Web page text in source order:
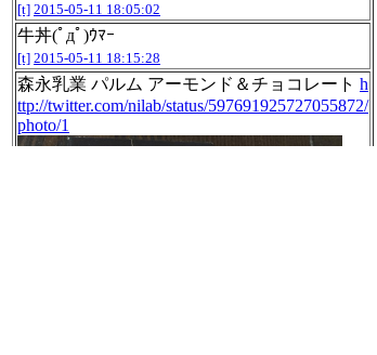
[t] 2015-05-11 18:05:02
牛丼(ﾟдﾟ)ｳﾏｰ
[t] 2015-05-11 18:15:28
森永乳業 パルム アーモンド＆チョコレート h
ttp://twitter.com/nilab/status/597691925727055872/
photo/1